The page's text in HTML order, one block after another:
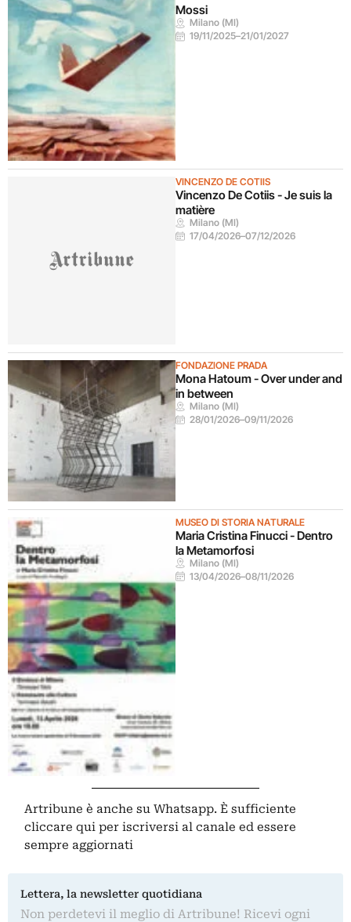
Mossi
Milano (MI)
19/11/2025–21/01/2027
VINCENZO DE COTIIS
Vincenzo De Cotiis - Je suis la
matière
Milano (MI)
17/04/2026–07/12/2026
FONDAZIONE PRADA
Mona Hatoum - Over under and
in between
Milano (MI)
28/01/2026–09/11/2026
MUSEO DI STORIA NATURALE
Maria Cristina Finucci - Dentro
la Metamorfosi
Milano (MI)
13/04/2026–08/11/2026
Artribune è anche su Whatsapp. È sufficiente
cliccare qui per iscriversi al canale ed essere
sempre aggiornati
Lettera, la newsletter quotidiana
Non perdetevi il meglio di Artribune! Ricevi ogni